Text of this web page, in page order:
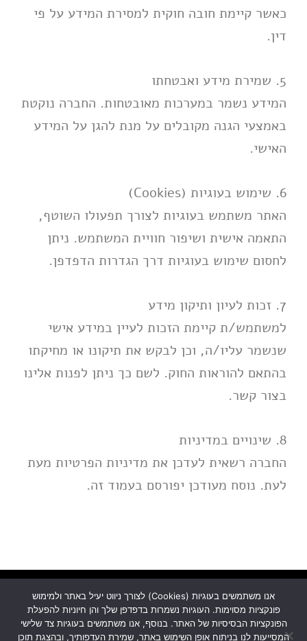
כאשר קיימת חובה חוקית למסירת המידע על פי
דין.
5. שמירת מידע ואבטחתו
המידע נשמר במערכות מאובטחות. החברה נוקטת
באמצעי הגנה מקובלים על מנת להגן על המידע
האישי.
6. שימוש בעוגיות (Cookies)
האתר משתמש בעוגיות לצורך תפעולו השוטף,
התאמה אישית ושיפור חוויית המשתמש. ניתן
לחסום שימוש בעוגיות דרך הגדרות הדפדפן.
7. זכות לעיון ותיקון מידע
למשתמש/ת קיימת הזכות לעיין במידע אישי
שנשמר עליו/ה, וכן לבקש את תיקונו או מחיקתו
בהתאם להוראות החוק. לשם כך ניתן לפנות אלינו
בצור קשר.
8. שינויים במדיניות
החברה רשאית לעדכן את מדיניות הפרטיות מעת
לעת. נוסח מעודכן יפורסם בעמוד זה.
עדן טכנולוגיות בניית אתרים
קידום אתרים
שיווק דיגיטלי
אנו משתמשים בעוגיות (Cookies) לצורך ניווט יעיל באתר ולמימוש
פונקציות מסוימות. העוגיות נשמרות בדפדפן שלך והן חיוניות להפעלת
הפונקציות הבסיסיות של האתר. בנוסף, אנו משתמשים בעוגיות צד שלישי
המסייעות לנו בניתוח אופן השימוש באתר, שמירת העדפותיך, ובהצגת תוכן